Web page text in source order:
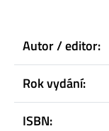
Autor / editor:
Rok vydání:
ISBN: